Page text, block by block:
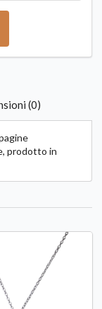
(0)
prodotto in